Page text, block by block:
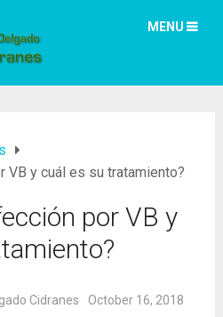
MENU
VB y cuál es su tratamiento?
por VB y
Cidranes October 16, 2018